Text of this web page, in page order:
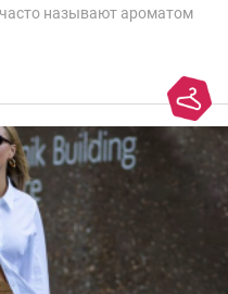
называют ароматом